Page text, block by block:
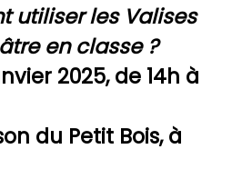
utiliser les Valises
en classe ?
2025, de 14h à
du Petit Bois, à